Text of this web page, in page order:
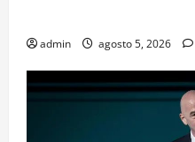
admin agosto 5, 2026